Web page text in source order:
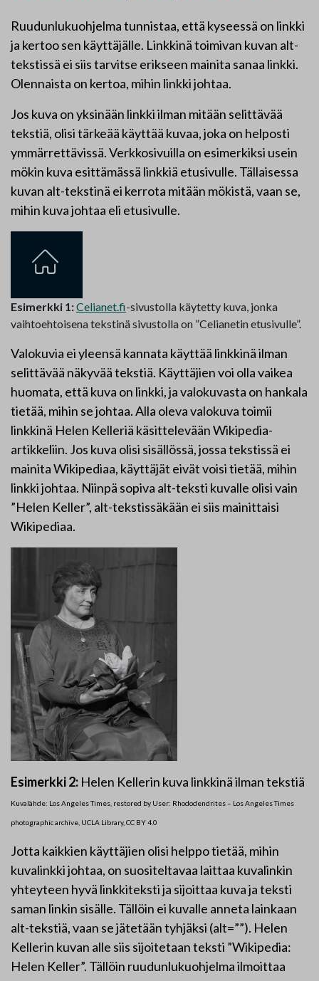
Ruudunlukuohjelma tunnistaa, että kyseessä on linkki
ja kertoo sen käyttäjälle. Linkkinä toimivan kuvan alt-
tekstissä ei siis tarvitse erikseen mainita sanaa linkki.
Olennaista on kertoa, mihin linkki johtaa.
Jos kuva on yksinään linkki ilman mitään selittävää
tekstiä, olisi tärkeää käyttää kuvaa, joka on helposti
ymmärrettävissä. Verkkosivuilla on esimerkiksi usein
mökin kuva esittämässä linkkiä etusivulle. Tällaisessa
kuvan alt-tekstinä ei kerrota mitään mökistä, vaan se,
mihin kuva johtaa eli etusivulle.
Esimerkki 1:Celianet.fi-sivustolla käytetty kuva, jonka
vaihtoehtoisena tekstinä sivustolla on ”Celianetin etusivulle”.
Valokuvia ei yleensä kannata käyttää linkkinä ilman
selittävää näkyvää tekstiä. Käyttäjien voi olla vaikea
huomata, että kuva on linkki, ja valokuvasta on hankala
tietää, mihin se johtaa. Alla oleva valokuva toimii
linkkinä Helen Kelleriä käsittelevään Wikipedia-
artikkeliin. Jos kuva olisi sisällössä, jossa tekstissä ei
mainita Wikipediaa, käyttäjät eivät voisi tietää, mihin
linkki johtaa. Niinpä sopiva alt-teksti kuvalle olisi vain
”Helen Keller”, alt-tekstissäkään ei siis mainittaisi
Wikipediaa.
Esimerkki 2: Helen Kellerin kuva linkkinä ilman tekstiä
Kuvalähde: Los Angeles Times, restored by User: Rhododendrites – Los Angeles Times
photographic archive, UCLA Library, CC BY 4.0
Jotta kaikkien käyttäjien olisi helppo tietää, mihin
kuvalinkki johtaa, on suositeltavaa laittaa kuvalinkin
yhteyteen hyvä linkkiteksti ja sijoittaa kuva ja teksti
saman linkin sisälle. Tällöin ei kuvalle anneta lainkaan
alt-tekstiä, vaan se jätetään tyhjäksi (alt=””). Helen
Kellerin kuvan alle siis sijoitetaan teksti ”Wikipedia:
Helen Keller”. Tällöin ruudunlukuohjelma ilmoittaa